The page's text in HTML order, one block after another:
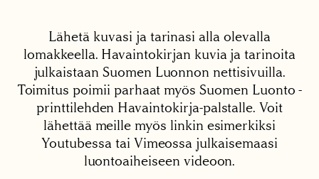
Lähetä kuvasi ja tarinasi alla olevalla
lomakkeella. Havaintokirjan kuvia ja tarinoita
julkaistaan Suomen Luonnon nettisivuilla.
Toimitus poimii parhaat myös Suomen Luonto -
printtilehden Havaintokirja-palstalle. Voit
lähettää meille myös linkin esimerkiksi
Youtubessa tai Vimeossa julkaisemaasi
luontoaiheiseen videoon.